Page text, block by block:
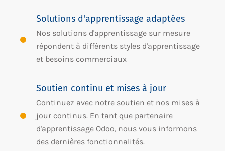
Solutions d'apprentissage adaptées
Nos solutions d'apprentissage sur mesure
répondent à différents styles d'apprentissage
et besoins commerciaux
Soutien continu et mises à jour
Continuez avec notre soutien et nos mises à
jour continus. En tant que partenaire
d'apprentissage Odoo, nous vous informons
des dernières fonctionnalités.